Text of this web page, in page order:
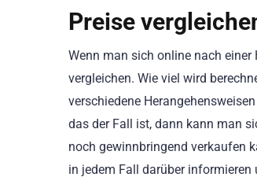
Preise
Wenn man sich online nach
vergleichen. Wie viel wird
verschiedene
das der Fall ist, dann kann man
noch gewinnbringend verkaufen
in jedem Fall darüber